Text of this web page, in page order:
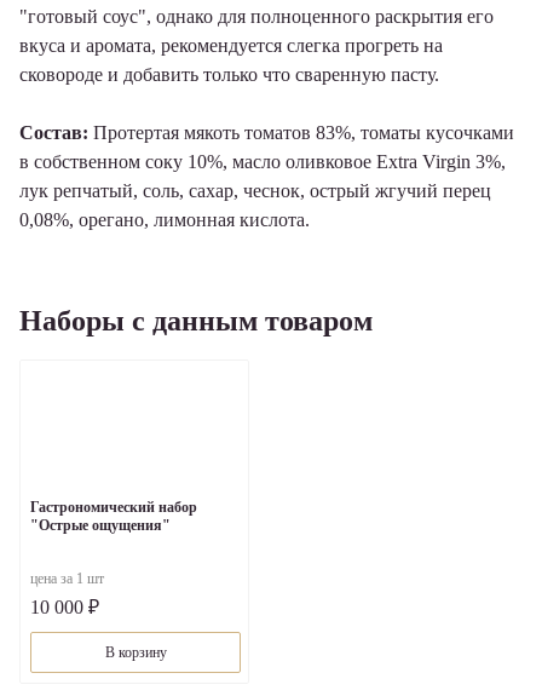
"готовый соус", однако для полноценного раскрытия его
вкуса и аромата, рекомендуется слегка прогреть на
сковороде и добавить только что сваренную пасту.
Состав: Протертая мякоть томатов 83%, томаты кусочками
в собственном соку 10%, масло оливковое Extra Virgin 3%,
лук репчатый, соль, сахар, чеснок, острый жгучий перец
0,08%, орегано, лимонная кислота.
Наборы с данным товаром
Гастрономический набор
"Острые ощущения"
цена за 1 шт
10 000 ₽
В корзину